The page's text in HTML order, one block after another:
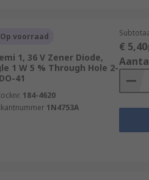
Op voorraad
1, 36 V Zener Diode,
1 W 5 % Through Hole 2-
41
184-4620
1N4753A
€ 5,40